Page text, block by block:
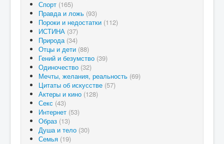
Спорт (165)
Правда и ложь (93)
Пороки и недостатки (112)
ИСТИНА (37)
Природа (34)
Отцы и дети (88)
Гений и безумство (39)
Одиночество (32)
Мечты, желания, реальность (69)
Цитаты об искусстве (57)
Актеры и кино (128)
Секс (43)
Интернет (53)
Образ (13)
Душа и тело (30)
Семья (19)